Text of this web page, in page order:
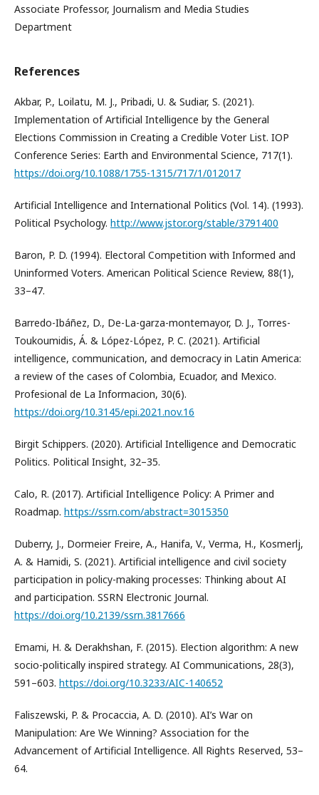
Associate Professor, Journalism and Media Studies
Department
References
Akbar, P., Loilatu, M. J., Pribadi, U. & Sudiar, S. (2021).
Implementation of Artificial Intelligence by the General
Elections Commission in Creating a Credible Voter List. IOP
Conference Series: Earth and Environmental Science, 717(1).
https://doi.org/10.1088/1755-1315/717/1/012017
Artificial Intelligence and International Politics (Vol. 14). (1993).
Political Psychology. http://www.jstor.org/stable/3791400
Baron, P. D. (1994). Electoral Competition with Informed and
Uninformed Voters. American Political Science Review, 88(1),
33–47.
Barredo-Ibáñez, D., De-La-garza-montemayor, D. J., Torres-
Toukoumidis, Á. & López-López, P. C. (2021). Artificial
intelligence, communication, and democracy in Latin America:
a review of the cases of Colombia, Ecuador, and Mexico.
Profesional de La Informacion, 30(6).
https://doi.org/10.3145/epi.2021.nov.16
Birgit Schippers. (2020). Artificial Intelligence and Democratic
Politics. Political Insight, 32–35.
Calo, R. (2017). Artificial Intelligence Policy: A Primer and
Roadmap. https://ssrn.com/abstract=3015350
Duberry, J., Dormeier Freire, A., Hanifa, V., Verma, H., Kosmerlj,
A. & Hamidi, S. (2021). Artificial intelligence and civil society
participation in policy-making processes: Thinking about AI
and participation. SSRN Electronic Journal.
https://doi.org/10.2139/ssrn.3817666
Emami, H. & Derakhshan, F. (2015). Election algorithm: A new
socio-politically inspired strategy. AI Communications, 28(3),
591–603. https://doi.org/10.3233/AIC-140652
Faliszewski, P. & Procaccia, A. D. (2010). AI’s War on
Manipulation: Are We Winning? Association for the
Advancement of Artificial Intelligence. All Rights Reserved, 53–
64.